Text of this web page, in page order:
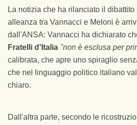
La notizia che ha rilanciato il
alleanza tra Vannacci e Meloni è
dall'ANSA: Vannacci ha dichiarato
Fratelli d'Italia "non è esclusa per
calibrata, che apre uno spiraglio
che nel linguaggio politico italiano
chiaro.
Dall'altra parte, secondo le